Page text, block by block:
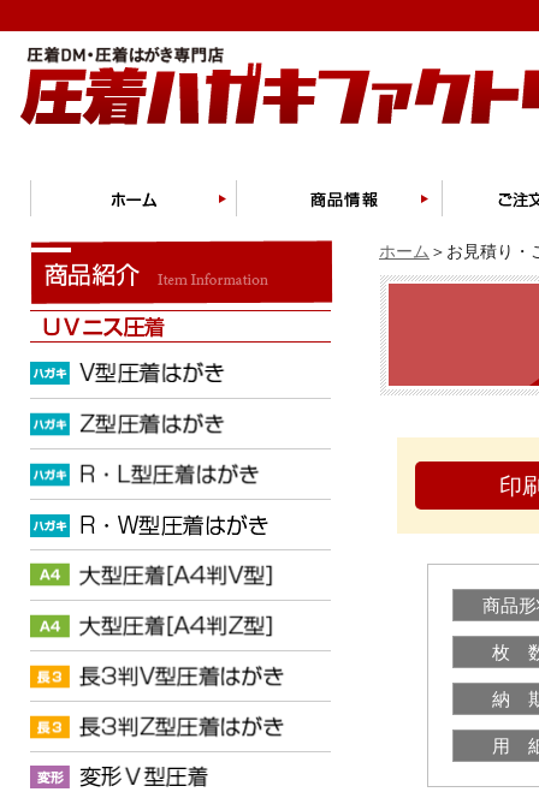
ホーム ＞お見積り・
印
商品
枚
納
用